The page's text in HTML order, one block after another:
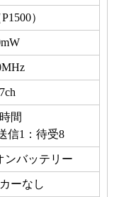
）
間
信1：待受8
ンバッテリー
ーなし